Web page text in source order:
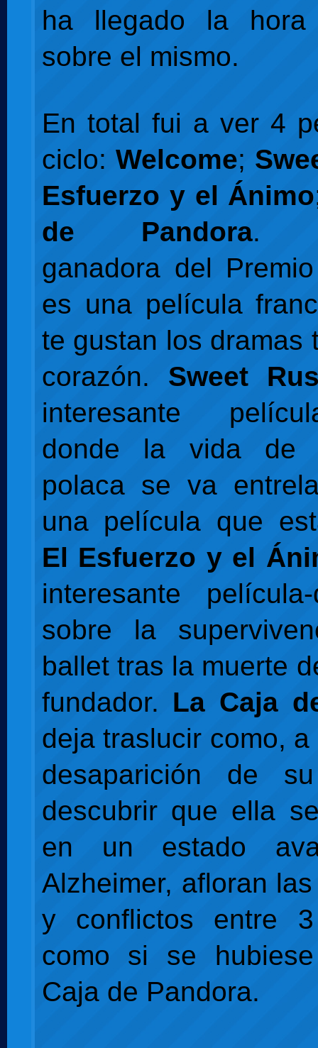
ha llegado la
sobre el mismo.
En total fui a ver 4
ciclo:Welcome;
Esfuerzo y el Ánimo
de Pandora
ganadora del
es una película
te gustan los dramas
corazón. Sweet
interesante
donde la vida de
polaca se va
una película que
El Esfuerzo y el
interesante película-
sobre la
ballet tras la muerte
fundador. La Caja
deja traslucir como,
desaparición de
descubrir que ella
en un estado
Alzheimer, afloran
y conflictos entre 3
como si se
Caja de Pandora.